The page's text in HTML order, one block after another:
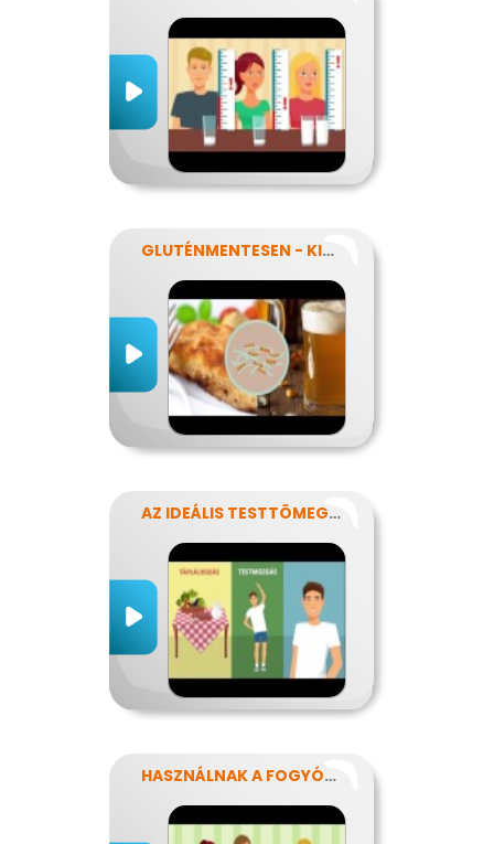
GLUTÉNMENTESEN - KINEK IS?!
AZ IDEÁLIS TESTTÖMEG TITKAI
HASZNÁLNAK A FOGYÓKÚRÁK?